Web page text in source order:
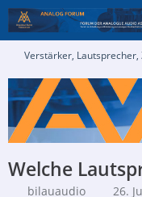
Verstärker, Lautsprecher,
Welche
bilauaudio 26.